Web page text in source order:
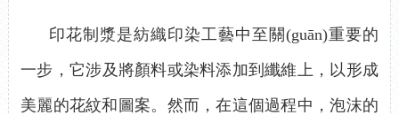
印花制漿是紡織印染工藝中至關(guān)重要的
一步，它涉及將顏料或染料添加到纖維上，以形成
美麗的花紋和圖案。然而，在這個過程中，泡沫的